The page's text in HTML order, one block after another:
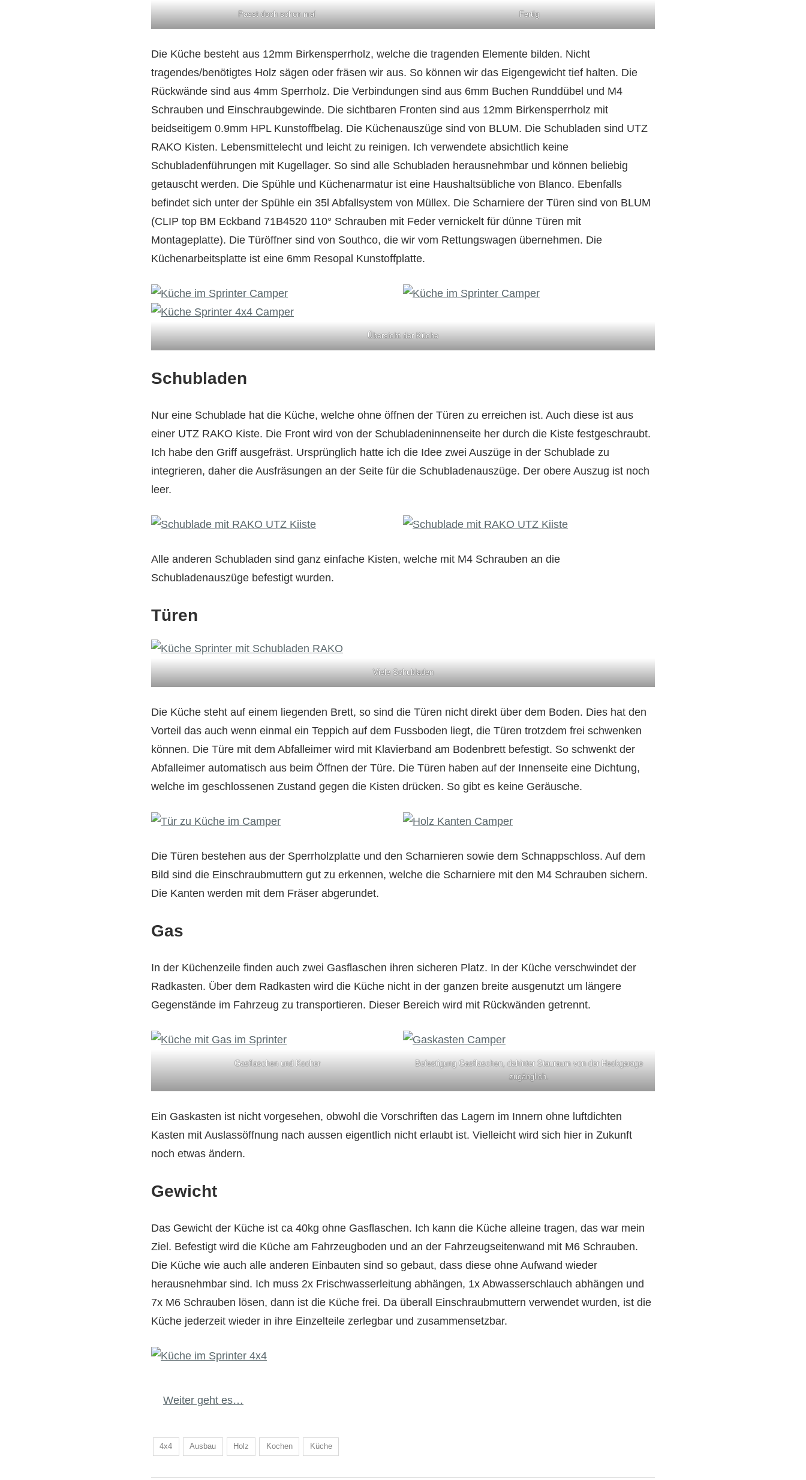
Passt doch schon mal Fertig
Die Küche besteht aus 12mm Birkensperrholz, welche die tragenden Elemente bilden. Nicht
tragendes/benötigtes Holz sägen oder fräsen wir aus. So können wir das Eigengewicht tief halten. Die
Rückwände sind aus 4mm Sperrholz. Die Verbindungen sind aus 6mm Buchen Runddübel und M4
Schrauben und Einschraubgewinde. Die sichtbaren Fronten sind aus 12mm Birkensperrholz mit
beidseitigem 0.9mm HPL Kunstoffbelag. Die Küchenauszüge sind von BLUM. Die Schubladen sind UTZ
RAKO Kisten. Lebensmittelecht und leicht zu reinigen. Ich verwendete absichtlich keine
Schubladenführungen mit Kugellager. So sind alle Schubladen herausnehmbar und können beliebig
getauscht werden. Die Spühle und Küchenarmatur ist eine Haushaltsübliche von Blanco. Ebenfalls
befindet sich unter der Spühle ein 35l Abfallsystem von Müllex. Die Scharniere der Türen sind von BLUM
(CLIP top BM Eckband 71B4520 110° Schrauben mit Feder vernickelt für dünne Türen mit
Montageplatte). Die Türöffner sind von Southco, die wir vom Rettungswagen übernehmen. Die
Küchenarbeitsplatte ist eine 6mm Resopal Kunstoffplatte.
Übersicht der Küche
Schubladen
Nur eine Schublade hat die Küche, welche ohne öffnen der Türen zu erreichen ist. Auch diese ist aus
einer UTZ RAKO Kiste. Die Front wird von der Schubladeninnenseite her durch die Kiste festgeschraubt.
Ich habe den Griff ausgefräst. Ursprünglich hatte ich die Idee zwei Auszüge in der Schublade zu
integrieren, daher die Ausfräsungen an der Seite für die Schubladenauszüge. Der obere Auszug ist noch
leer.
Alle anderen Schubladen sind ganz einfache Kisten, welche mit M4 Schrauben an die
Schubladenauszüge befestigt wurden.
Türen
Viele Schubladen
Die Küche steht auf einem liegenden Brett, so sind die Türen nicht direkt über dem Boden. Dies hat den
Vorteil das auch wenn einmal ein Teppich auf dem Fussboden liegt, die Türen trotzdem frei schwenken
können. Die Türe mit dem Abfalleimer wird mit Klavierband am Bodenbrett befestigt. So schwenkt der
Abfalleimer automatisch aus beim Öffnen der Türe. Die Türen haben auf der Innenseite eine Dichtung,
welche im geschlossenen Zustand gegen die Kisten drücken. So gibt es keine Geräusche.
Die Türen bestehen aus der Sperrholzplatte und den Scharnieren sowie dem Schnappschloss. Auf dem
Bild sind die Einschraubmuttern gut zu erkennen, welche die Scharniere mit den M4 Schrauben sichern.
Die Kanten werden mit dem Fräser abgerundet.
Gas
In der Küchenzeile finden auch zwei Gasflaschen ihren sicheren Platz. In der Küche verschwindet der
Radkasten. Über dem Radkasten wird die Küche nicht in der ganzen breite ausgenutzt um längere
Gegenstände im Fahrzeug zu transportieren. Dieser Bereich wird mit Rückwänden getrennt.
Gasflaschen und Kocher
Befestigung Gasflaschen, dahinter Stauraum von der Heckgarage
zugänglich.
Ein Gaskasten ist nicht vorgesehen, obwohl die Vorschriften das Lagern im Innern ohne luftdichten
Kasten mit Auslassöffnung nach aussen eigentlich nicht erlaubt ist. Vielleicht wird sich hier in Zukunft
noch etwas ändern.
Gewicht
Das Gewicht der Küche ist ca 40kg ohne Gasflaschen. Ich kann die Küche alleine tragen, das war mein
Ziel. Befestigt wird die Küche am Fahrzeugboden und an der Fahrzeugseitenwand mit M6 Schrauben.
Die Küche wie auch alle anderen Einbauten sind so gebaut, dass diese ohne Aufwand wieder
herausnehmbar sind. Ich muss 2x Frischwasserleitung abhängen, 1x Abwasserschlauch abhängen und
7x M6 Schrauben lösen, dann ist die Küche frei. Da überall Einschraubmuttern verwendet wurden, ist die
Küche jederzeit wieder in ihre Einzelteile zerlegbar und zusammensetzbar.
Weiter geht es…
4x4 Ausbau Holz Kochen Küche